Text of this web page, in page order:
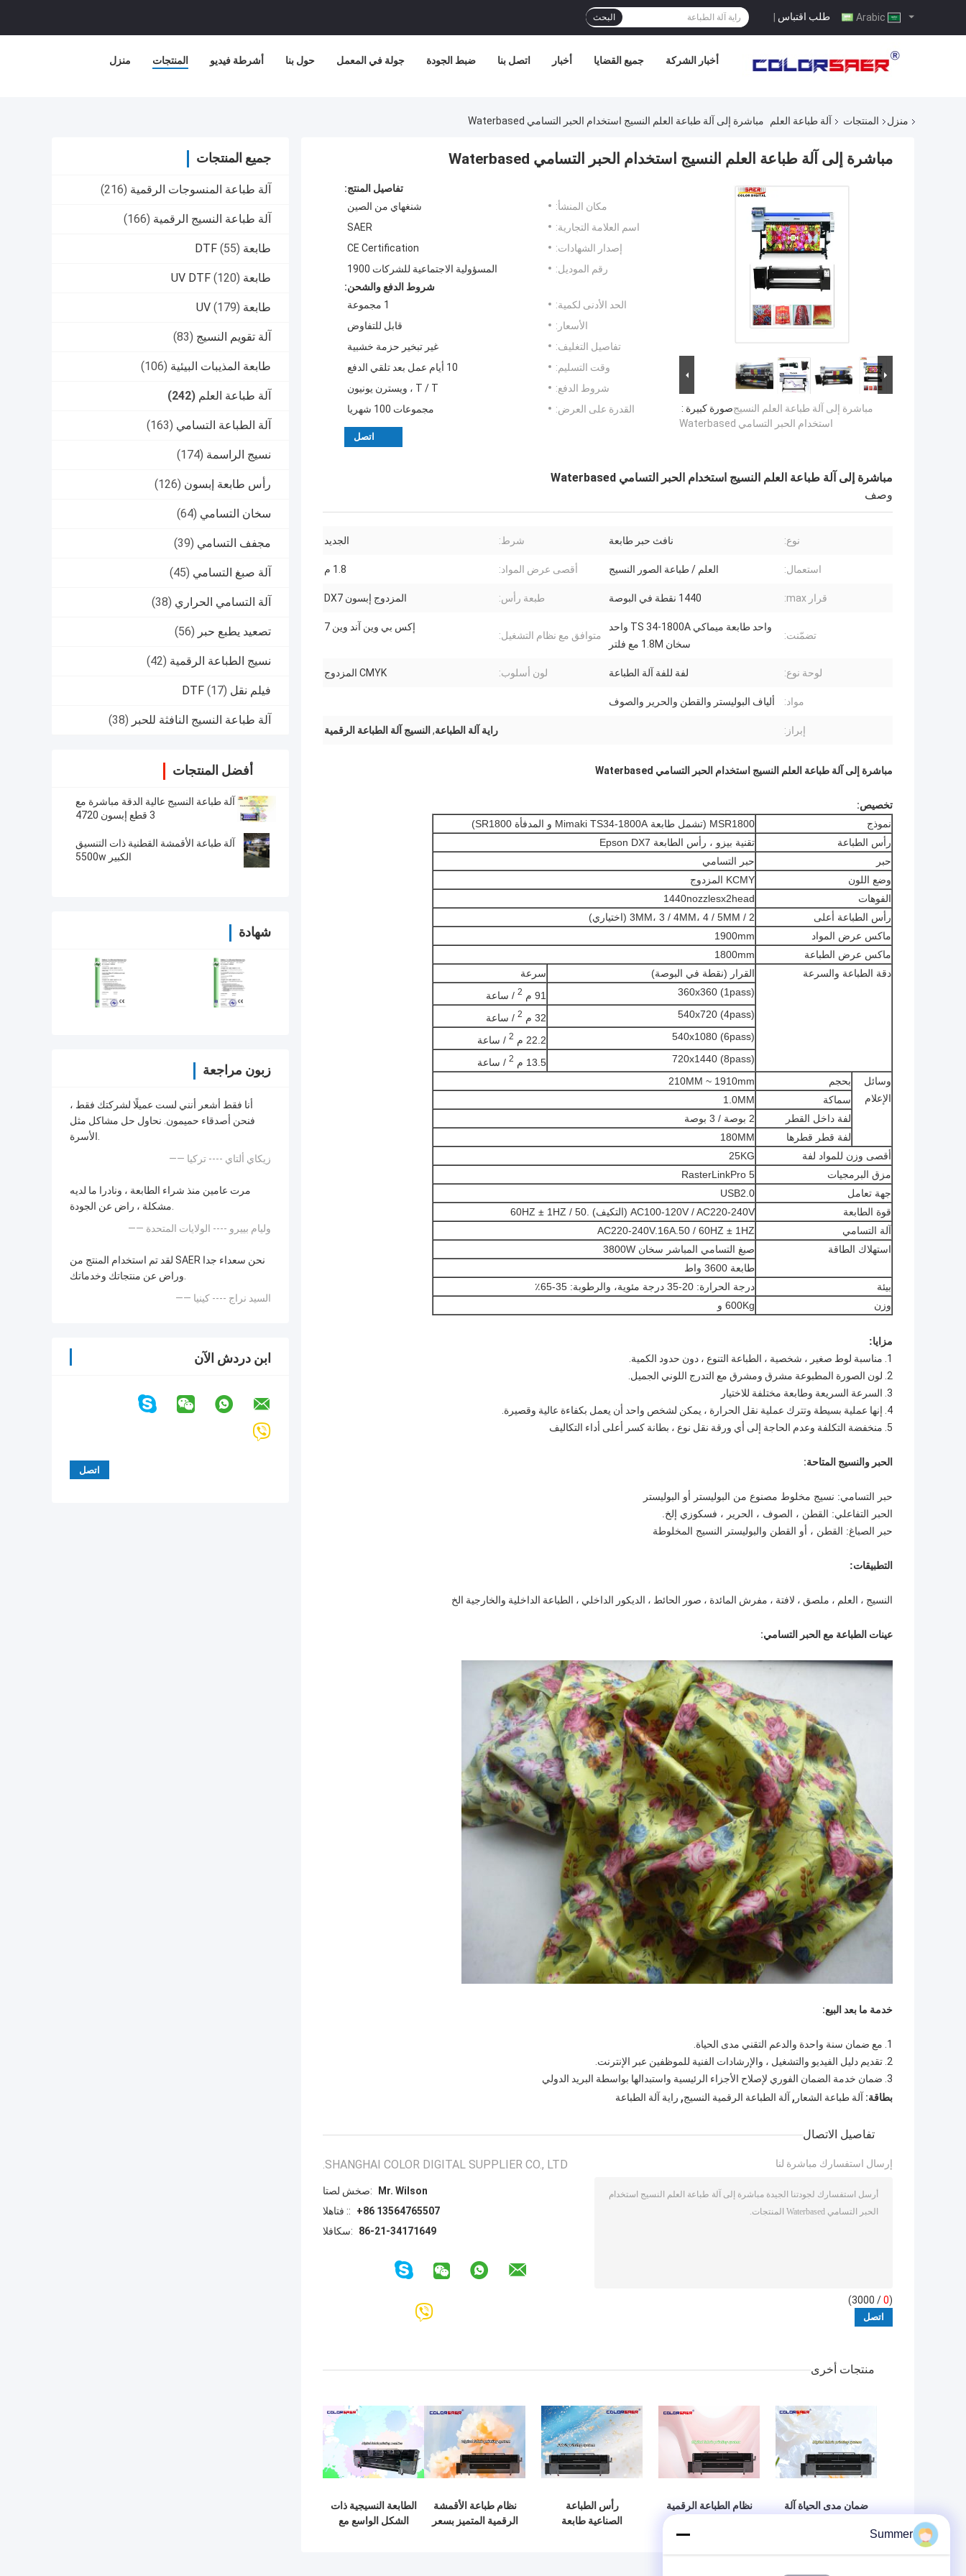
طلب اقتباس | البحث
منزل المنتجات أشرطة فيديو حول بنا جولة في المعمل ضبط الجودة اتصل بنا أخبار جميع القضايا أخبار الشركة
منزل المنتجات آلة طباعة العلم مباشرة إلى آلة طباعة العلم النسيج استخدام الحبر التسامي Waterbased
جميع المنتجات
آلة طباعة المنسوجات الرقمية (216)
آلة طباعة النسيج الرقمية (166)
طابعة DTF (55)
طابعة UV DTF (120)
طابعة UV (179)
آلة تقويم النسيج (83)
طابعة المذيبات البيئية (106)
آلة طباعة العلم (242)
آلة الطباعة التسامي (163)
نسيج الراسمة (174)
رأس طابعة إبسون (126)
سخان التسامي (64)
مجفف التسامي (39)
آلة صبغ التسامي (45)
آلة التسامي الحراري (38)
تصعيد يطبع حبر (56)
نسيج الطباعة الرقمية (42)
فيلم نقل DTF (17)
آلة طباعة النسيج النافثة للحبر (38)
أفضل المنتجات
آلة طباعة النسيج عالية الدقة مباشرة مع
3 قطع إبسون 4720
آلة طباعة الأقمشة القطنية ذات التنسيق
الكبير 5500w
شهادة
زبون مراجعة
أنا فقط أشعر أنني لست عميلًا لشركتك فقط ،
فنحن أصدقاء حميمون. نحاول حل مشاكل مثل
الأسرة.
—— زيكاي ألتاي ---- تركيا
مرت عامين منذ شراء الطابعة ، ونادرا ما لديه
مشكلة ، راض عن الجودة.
—— وليام بييرو ---- الولايات المتحدة
لقد تم استخدام المنتج من SAER نحن سعداء جدا
وراض عن منتجاتك وخدماتك.
—— السيد نراج ---- كينيا
ابن دردش الآن
مباشرة إلى آلة طباعة العلم النسيج استخدام الحبر التسامي Waterbased
صورة كبيرة :مباشرة إلى آلة طباعة العلم النسيج
استخدام الحبر التسامي Waterbased
تفاصيل المنتج:
مكان المنشأ:
شنغهاي من الصين
اسم العلامة التجارية:
SAER
إصدار الشهادات:
CE Certification
رقم الموديل:
المسؤولية الاجتماعية للشركات 1900
شروط الدفع والشحن:
الحد الأدنى لكمية:
1 مجموعة
الأسعار:
قابل للتفاوض
تفاصيل التغليف:
غير تبخير حزمة خشبية
وقت التسليم:
10 أيام عمل بعد تلقي الدفع
شروط الدفع:
T / T ، ويسترن يونيون
القدرة على العرض:
مجموعات 100 شهريا
اتصل
مباشرة إلى آلة طباعة العلم النسيج استخدام الحبر التسامي Waterbased
وصف
نوع: نافث حبر طابعة شرط: الجديد
استعمال: العلم / طباعة الصور النسيج أقصى عرض المواد: 1.8 م
قرار max: 1440 نقطة في البوصة طبعة رأس: المزدوج إبسون DX7
تضمّنت:
واحد طابعة ميماكي TS 34-1800A واحد
سخان 1.8M مع فلتر
متوافق مع نظام التشغيل:
إكس بي وين آند وين 7
لوحة نوع: لفة للفة آلة الطباعة لون أسلوب: CMYK المزدوج
مواد: ألياف البوليستر والقطن والحرير والصوف
إبراز: راية آلة الطباعة, النسيج آلة الطباعة الرقمية
مباشرة إلى آلة طباعة العلم النسيج استخدام الحبر التسامي Waterbased
تخصيص:
نموذج
MSR1800 (تشمل طابعة Mimaki TS34-1800A و المدفأة SR1800)
رأس الطباعة
تقنية بيزو ، رأس الطابعة Epson DX7
حبر
حبر التسامي
وضع اللون
KCMY المزدوج
الفوهات
1440nozzlesx2head
رأس الطباعة أعلى
2 / 3MM، 3 / 4MM، 4 / 5MM (اختياري)
ماكس عرض المواد
1900mm
ماكس عرض الطباعة
1800mm
دقة الطباعة والسرعة
القرار (نقطة في البوصة)
سرعة
360x360 (1pass)
91 م 2 / ساعة
540x720 (4pass)
32 م 2 / ساعة
540x1080 (6pass)
22.2 م 2 / ساعة
720x1440 (8pass)
13.5 م 2 / ساعة
وسائل
الإعلام
بحجم
210MM ~ 1910mm
سماكة
1.0MM
لفة داخل القطر
2 بوصة / 3 بوصة
لفة قطر قطرها
180MM
أقصى وزن للمواد لفة
25KG
مزق البرمجيات
RasterLinkPro 5
جهة تعامل
USB2.0
قوة الطابعة
AC100-120V / AC220-240V (التكيف) .50 / 60HZ ± 1HZ
آلة التسامي
AC220-240V.16A.50 / 60HZ ± 1HZ
استهلاك الطاقة
صبغ التسامي المباشر سخان 3800W
طابعة 3600 واط
بيئة
درجة الحرارة: 20-35 درجة مئوية، والرطوبة: 35-65٪
وزن
600Kg و
مزايا:
1. مناسبة لوط صغير ، شخصية ، الطباعة التنوع ، دون حدود الكمية.
2. لون الصورة المطبوعة مشرق ومشرق مع التدرج اللوني الجميل.
3. السرعة السريعة وطابعة مختلفة للاختيار
4. إنها عملية بسيطة وتترك عملية نقل الحرارة ، يمكن لشخص واحد أن يعمل بكفاءة عالية وقصيرة.
5. منخفضة التكلفة وعدم الحاجة إلى أي ورقة نقل نوع ، بطانة كسر أعلى أداء التكاليف
الحبر والنسيج المتاحة:
حبر التسامي: نسيج مخلوط مصنوع من البوليستر أو البوليستر
الحبر التفاعلي: القطن ، الصوف ، الحرير ، فسكوزي إلخ.
حبر الصباغ: القطن ، أو القطن والبوليستر النسيج المخلوطة
التطبيقات:
النسيج ، العلم ، ملصق ، لافتة ، مفرش المائدة ، صور الحائط ، الديكور الداخلي ، الطباعة الداخلية والخارجية الخ
عينات الطباعة مع الحبر التسامي:
خدمة ما بعد البيع:
1. مع ضمان سنة واحدة والدعم التقني مدى الحياة.
2. تقديم دليل الفيديو والتشغيل ، والإرشادات الفنية للموظفين عبر الإنترنت.
3. ضمان خدمة الضمان الفوري لإصلاح الأجزاء الرئيسية واستبدالها بواسطة البريد الدولي
بطاقة: آلة طباعة الشعار , آلة الطباعة الرقمية النسيج, راية آلة الطباعة
تفاصيل الاتصال
SHANGHAI COLOR DIGITAL SUPPLIER CO., LTD.
اتصل شخص:
Mr. Wilson
الهاتف ::
+86 13564765507
الفاكس:
86-21-34171649
إرسال استفسارك مباشرة لنا
(
0
/ 3000)
منتجات أخرى
ضمان مدى الحياة آلة
نظام الطباعة الرقمية
4color/CMYK
رأس الطباعة
الصناعية طابعة
نظام طباعة الأقمشة
الرقمية المتميز بسعر
الطابعة النسيجية ذات
الشكل الواسع مع
Summer